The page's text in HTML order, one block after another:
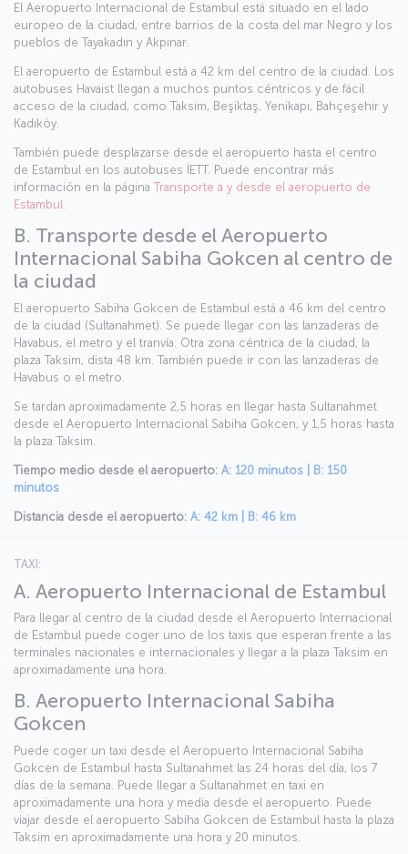
El Aeropuerto Internacional de Estambul está situado en el lado
europeo de la ciudad, entre barrios de la costa del mar Negro y los
pueblos de Tayakadın y Akpınar.
El aeropuerto de Estambul está a 42 km del centro de la ciudad. Los
autobuses Havaist llegan a muchos puntos céntricos y de fácil
acceso de la ciudad, como Taksim, Beşiktaş, Yenikapı, Bahçeşehir y
Kadıköy.
También puede desplazarse desde el aeropuerto hasta el centro
de Estambul en los autobuses İETT. Puede encontrar más
información en la página Transporte a y desde el aeropuerto de
Estambul.
B. Transporte desde el Aeropuerto
Internacional Sabiha Gokcen al centro de
la ciudad
El aeropuerto Sabiha Gokcen de Estambul está a 46 km del centro
de la ciudad (Sultanahmet). Se puede llegar con las lanzaderas de
Havabus, el metro y el tranvía. Otra zona céntrica de la ciudad, la
plaza Taksim, dista 48 km. También puede ir con las lanzaderas de
Havabus o el metro.
Se tardan aproximadamente 2,5 horas en llegar hasta Sultanahmet
desde el Aeropuerto Internacional Sabiha Gokcen, y 1,5 horas hasta
la plaza Taksim.
Tiempo medio desde el aeropuerto: A: 120 minutos | B: 150
minutos
Distancia desde el aeropuerto: A: 42 km | B: 46 km
TAXI:
A. Aeropuerto Internacional de Estambul
Para llegar al centro de la ciudad desde el Aeropuerto Internacional
de Estambul puede coger uno de los taxis que esperan frente a las
terminales nacionales e internacionales y llegar a la plaza Taksim en
aproximadamente una hora.
B. Aeropuerto Internacional Sabiha
Gokcen
Puede coger un taxi desde el Aeropuerto Internacional Sabiha
Gokcen de Estambul hasta Sultanahmet las 24 horas del día, los 7
días de la semana. Puede llegar a Sultanahmet en taxi en
aproximadamente una hora y media desde el aeropuerto. Puede
viajar desde el aeropuerto Sabiha Gokcen de Estambul hasta la plaza
Taksim en aproximadamente una hora y 20 minutos.